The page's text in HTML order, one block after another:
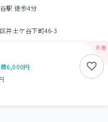
駅 徒歩4分
井土ケ谷下町46-3
6,000円